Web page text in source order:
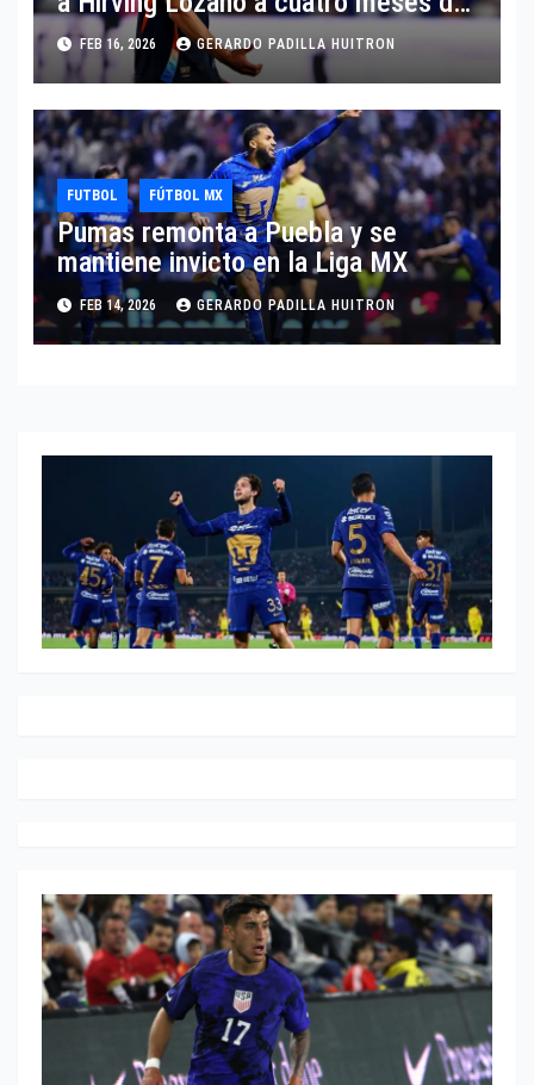
Mundial
FEB 16, 2026 GERARDO PADILLA HUITRON
FUTBOL FÚTBOL MX
Pumas remonta a Puebla y se
mantiene invicto en la Liga MX
FEB 14, 2026 GERARDO PADILLA HUITRON